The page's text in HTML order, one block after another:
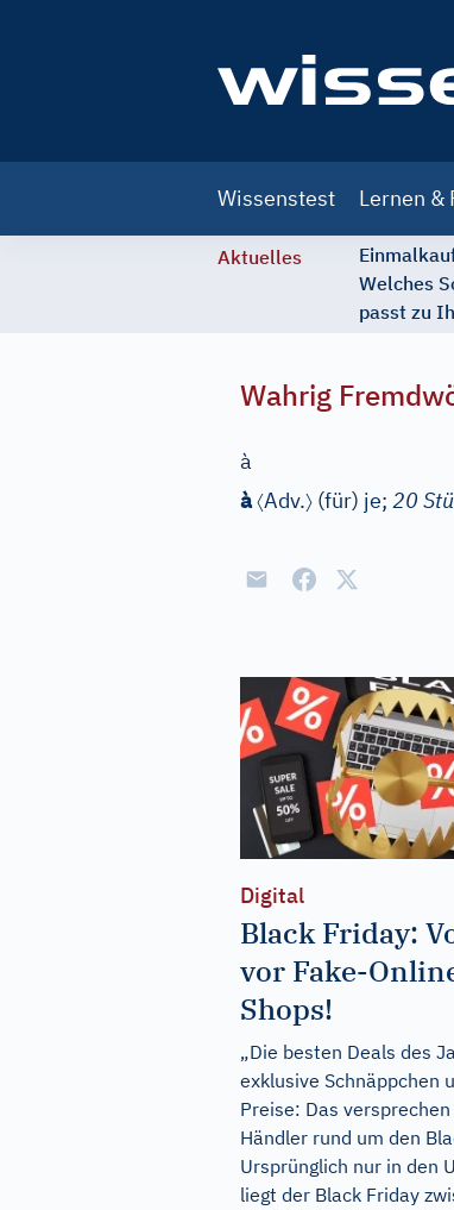
navigation
Wissenstest Lernen &
Aktuelles
Welches
passt zu
Wahrig
à
à〈Adv.〉 (für) je; 20
Digital
Black Friday:
vor Fake-
Shops!
„Die besten Deals des
exklusive Schnäppchen
Preise: Das
Händler rund um den
Ursprünglich nur in den
liegt der Black Friday